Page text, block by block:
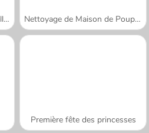
Reine des neiges : déco de salle d'eau Nettoyage de Maison de Poupée
Première fête des princesses